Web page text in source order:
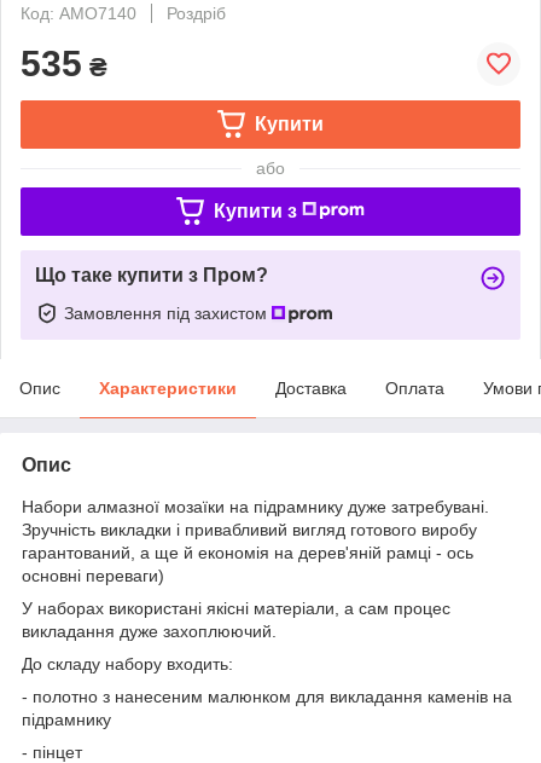
Код: AMO7140
Роздріб
535 ₴
Купити
або
Купити з
Що таке купити з Пром?
Замовлення під захистом
Опис Характеристики Доставка Оплата Умови
Опис
Набори алмазної мозаїки на підрамнику дуже затребувані.
Зручність викладки і привабливий вигляд готового виробу
гарантований, а ще й економія на дерев'яній рамці - ось
основні переваги)
У наборах використані якісні матеріали, а сам процес
викладання дуже захоплюючий.
До складу набору входить:
- полотно з нанесеним малюнком для викладання каменів на
підрамнику
- пінцет